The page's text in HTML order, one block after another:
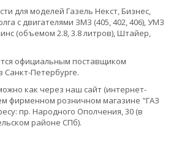
для моделей Газель Некст, Бизнес,
с двигателями ЗМЗ (405, 402, 406), УМЗ
(объемом 2.8, 3.8 литров), Штайер,
официальным поставщиком
Санкт-Петербурге.
как через наш сайт (интернет-
фирменном розничном магазине "ГАЗ
пр. Народного Ополчения, 30 (в
районе СПб).